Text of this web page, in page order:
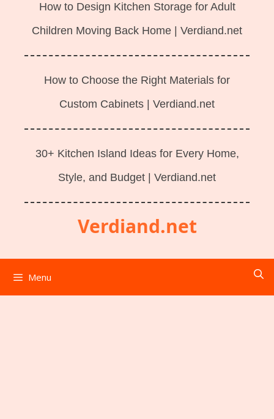
How to Design Kitchen Storage for Adult
Children Moving Back Home | Verdiand.net
How to Choose the Right Materials for
Custom Cabinets | Verdiand.net
30+ Kitchen Island Ideas for Every Home,
Style, and Budget | Verdiand.net
Verdiand.net
Menu